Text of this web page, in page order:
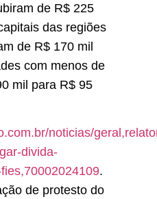
de R$ 225
das regiões
de R$ 170 mil
com menos de
mil para R$ 95
noticias/
divida-
.
de protesto do